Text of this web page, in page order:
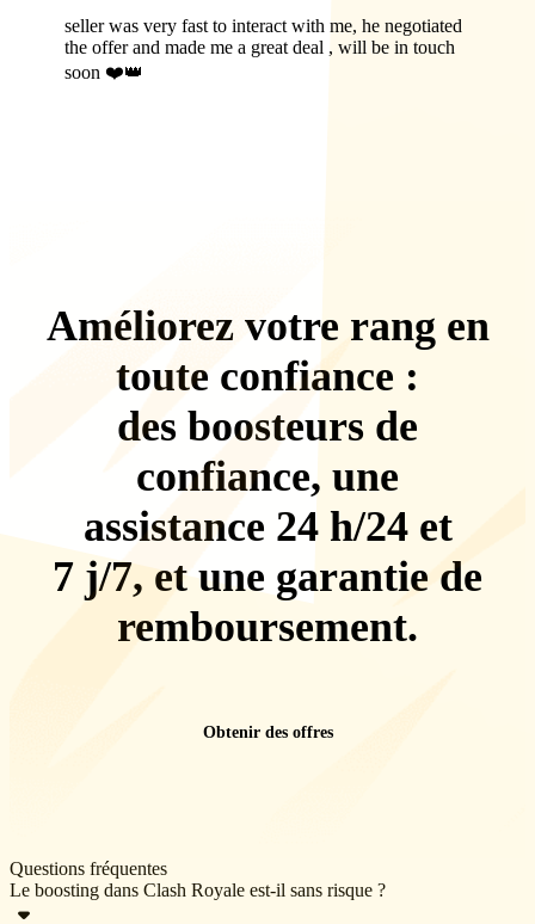
seller was very fast to interact with me, he negotiated
the offer and made me a great deal , will be in touch
soon ❤️👑
Améliorez votre rang en
toute confiance :
des boosteurs de
confiance, une
assistance 24 h/24 et
7 j/7, et une garantie de
remboursement.
Obtenir des offres
Questions fréquentes
Le boosting dans Clash Royale est-il sans risque ?